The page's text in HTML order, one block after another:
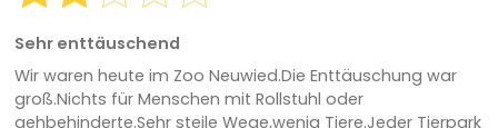
Sehr enttäuschend
Wir waren heute im Zoo Neuwied.Die Enttäuschung war
groß.Nichts für Menschen mit Rollstuhl oder
gehbehinderte.Sehr steile Wege,wenig Tiere.Jeder Tierpark